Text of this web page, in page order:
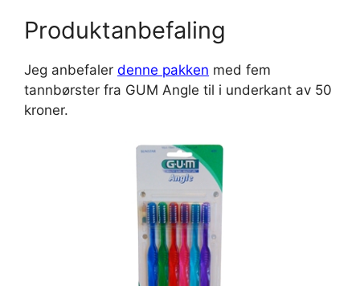
Produktanbefaling
Jeg anbefaler denne pakken med fem
tannbørster fra GUM Angle til i underkant av 50
kroner.